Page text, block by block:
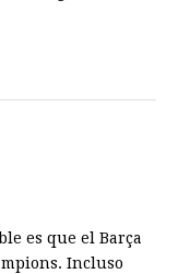
es que el Barça
Incluso